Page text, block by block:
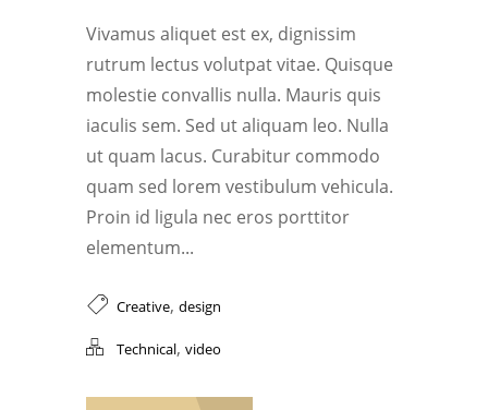
Vivamus aliquet est ex, dignissim
rutrum lectus volutpat vitae. Quisque
molestie convallis nulla. Mauris quis
iaculis sem. Sed ut aliquam leo. Nulla
ut quam lacus. Curabitur commodo
quam sed lorem vestibulum vehicula.
Proin id ligula nec eros porttitor
elementum...
Creative, design
Technical, video